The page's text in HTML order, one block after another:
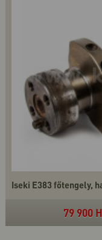
Iseki E383 főtengely,
79 900